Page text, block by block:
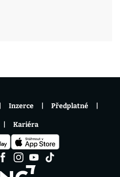
Inzerce Předplatné
Kariéra